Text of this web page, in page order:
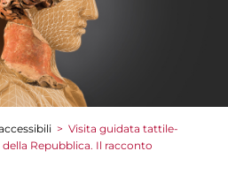
> Visita guidata tattile-
Repubblica. Il racconto